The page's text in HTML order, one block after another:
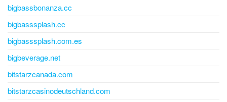
bigbassbonanza.cc
bigbasssplash.cc
bigbasssplash.com.es
bigbeverage.net
bitstarzcanada.com
bitstarzcasinodeutschland.com